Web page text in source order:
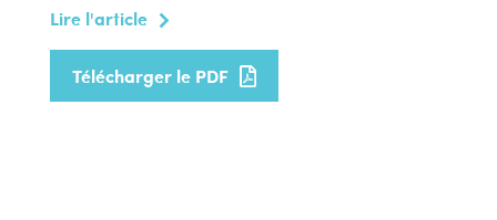
Lire l'article
Télécharger le PDF